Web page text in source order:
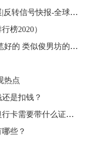
胰岛素产品销量增长助力这家公司发展|反转信号快报-全球新动态
榜2020）
世界热门:类似俊男坊的小说非女尊文笔好的 类似俊男坊的小说
热点
是扣钱？
未成年怎么办理银行卡？未成年办理银行卡需要带什么证件？
些？